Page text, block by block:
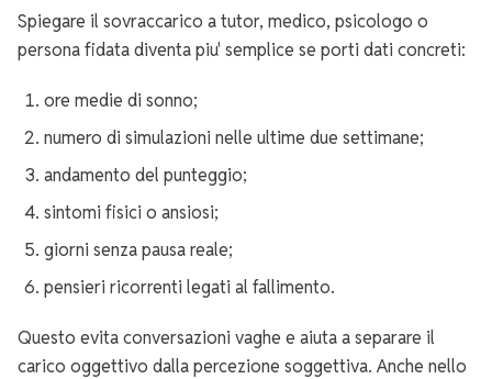
Spiegare il sovraccarico a tutor, medico, psicologo o
persona fidata diventa piu' semplice se porti dati concreti:
ore medie di sonno;
numero di simulazioni nelle ultime due settimane;
andamento del punteggio;
sintomi fisici o ansiosi;
giorni senza pausa reale;
pensieri ricorrenti legati al fallimento.
Questo evita conversazioni vaghe e aiuta a separare il
carico oggettivo dalla percezione soggettiva. Anche nello